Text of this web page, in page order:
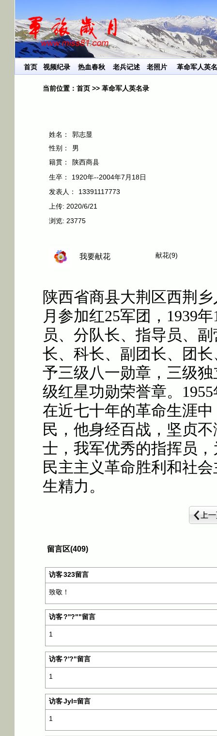
首页 视频纪录 热血春秋 老兵记述 老照片 革命军人英
当前位置： 首页>> 革命军人英名录
姓名：
郭志显
性别：
男
籍贯：
陕西商县
生卒：
1920年--2004年7月18日
发表人：
13391117773
上传: 2020/6/21
浏览: 23775
我要献花 献花(9)
陕西省商县大荆区西荆
月参加红25军团，1939
员、分队长、指导员、
长、科长、副团长、团
予三级八一勋章，三级
级红星功勋荣誉章。
在近七十年的革命生涯
民，他身经百战，坚贞
士，我军优秀的指挥员
民主主义革命胜利和社
生精力。
留言区(409)
访客323留言
致敬！
访客?''?""留言
1
访客?'?"留言
1
访客JyI=留言
1